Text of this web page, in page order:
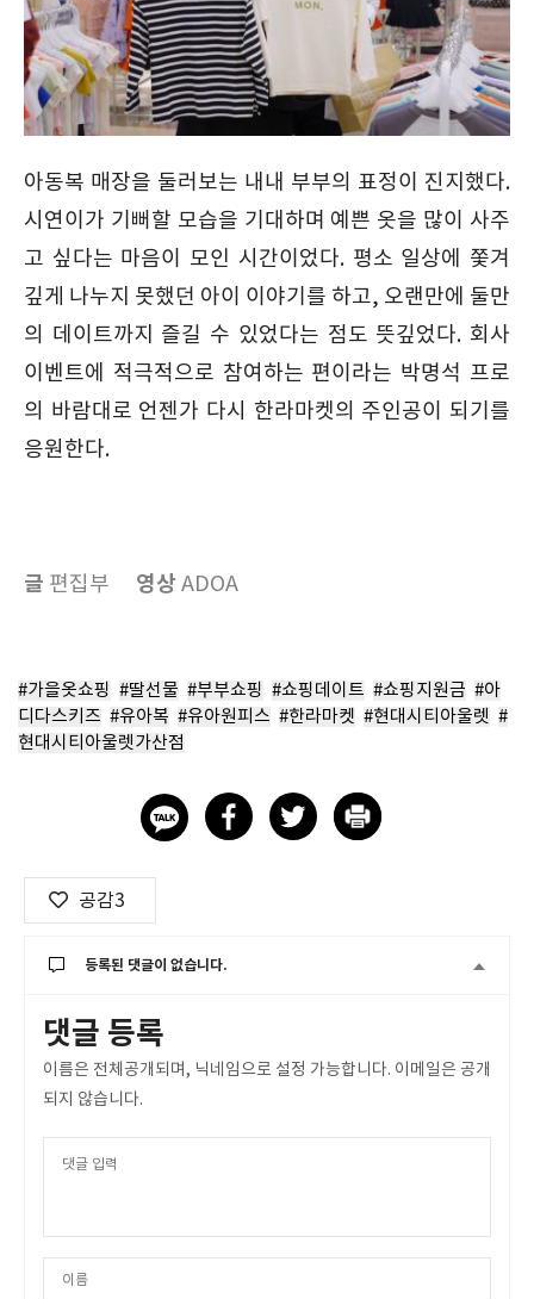
아동복 매장을 둘러보는 내내 부부의 표정이 진지했다.
시연이가 기뻐할 모습을 기대하며 예쁜 옷을 많이 사주
고 싶다는 마음이 모인 시간이었다. 평소 일상에 쫓겨
깊게 나누지 못했던 아이 이야기를 하고, 오랜만에 둘만
의 데이트까지 즐길 수 있었다는 점도 뜻깊었다. 회사
이벤트에 적극적으로 참여하는 편이라는 박명석 프로
의 바람대로 언젠가 다시 한라마켓의 주인공이 되기를
응원한다.
글 편집부 영상ADOA
#가을옷쇼핑 #딸선물 #부부쇼핑 #쇼핑데이트 #쇼핑지원금 #아
디다스키즈 #유아복 #유아원피스 #한라마켓 #현대시티아울렛 #
현대시티아울렛가산점
공감3
등록된 댓글이 없습니다.
댓글 등록
이름은 전체공개되며, 닉네임으로 설정 가능합니다. 이메일은 공개
되지 않습니다.